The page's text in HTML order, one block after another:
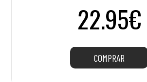
22.95€
COMPRAR